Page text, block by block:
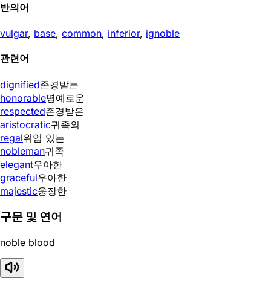
반의어
vulgar, base, common, inferior, ignoble
관련어
dignified존경받는
honorable명예로운
respected존경받은
aristocratic귀족의
regal위엄 있는
nobleman귀족
elegant우아한
graceful우아한
majestic웅장한
구문 및 연어
noble blood